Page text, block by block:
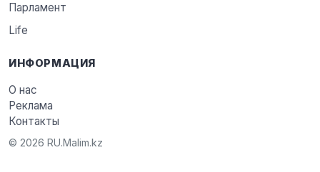
Парламент
Life
ИНФОРМАЦИЯ
О нас
Реклама
Контакты
© 2026 RU.Malim.kz